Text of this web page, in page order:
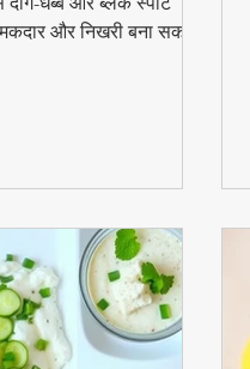
और निखरी बना सकता